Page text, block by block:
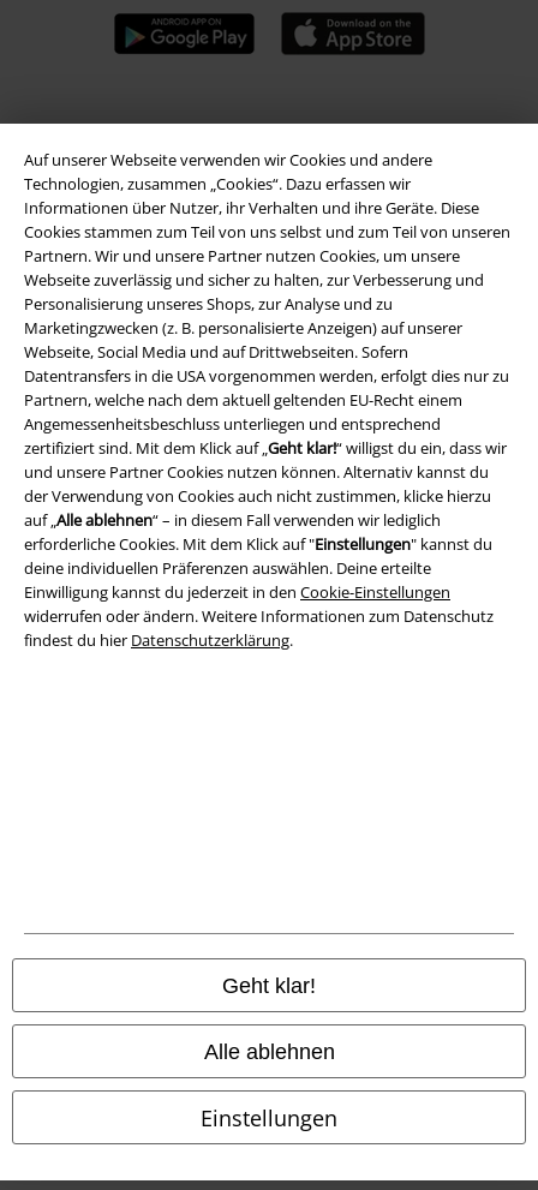
Auf unserer Webseite verwenden wir Cookies und andere
Technologien, zusammen „Cookies“. Dazu erfassen wir
Informationen über Nutzer, ihr Verhalten und ihre Geräte. Diese
Cookies stammen zum Teil von uns selbst und zum Teil von unseren
Partnern. Wir und unsere Partner nutzen Cookies, um unsere
Webseite zuverlässig und sicher zu halten, zur Verbesserung und
Personalisierung unseres Shops, zur Analyse und zu
Marketingzwecken (z. B. personalisierte Anzeigen) auf unserer
Webseite, Social Media und auf Drittwebseiten. Sofern
Datentransfers in die USA vorgenommen werden, erfolgt dies nur zu
Partnern, welche nach dem aktuell geltenden EU-Recht einem
Angemessenheitsbeschluss unterliegen und entsprechend
zertifiziert sind. Mit dem Klick auf „Geht klar!“ willigst du ein, dass wir
und unsere Partner Cookies nutzen können. Alternativ kannst du
der Verwendung von Cookies auch nicht zustimmen, klicke hierzu
auf „Alle ablehnen“ – in diesem Fall verwenden wir lediglich
erforderliche Cookies. Mit dem Klick auf "Einstellungen" kannst du
deine individuellen Präferenzen auswählen. Deine erteilte
Einwilligung kannst du jederzeit in den Cookie-Einstellungen
widerrufen oder ändern. Weitere Informationen zum Datenschutz
findest du hier Datenschutzerklärung.
Geht klar!
Alle ablehnen
Einstellungen
Rechtliches
AGB
Impressum
Datenschutz
Alle Preise inkl. gesetzlicher Mehrwertsteuer, zzgl.Versandkosten
© 1986-2026 E.M.P. Merchandising HGmbH
EMP Online Shops